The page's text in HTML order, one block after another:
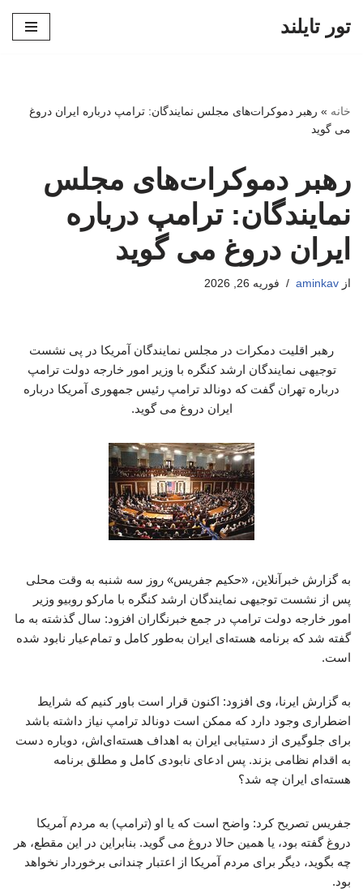
تور تایلند
خانه » رهبر دموکرات‌های مجلس نمایندگان: ترامپ درباره ایران دروغ
می گوید
رهبر دموکرات‌های مجلس
نمایندگان: ترامپ درباره
ایران دروغ می گوید
از aminkav فوریه 26, 2026
رهبر اقلیت دمکرات در مجلس نمایندگان آمریکا در پی نشست
توجیهی نمایندگان ارشد کنگره با وزیر امور خارجه دولت ترامپ
درباره تهران گفت که دونالد ترامپ رئیس جمهوری آمریکا درباره
ایران دروغ می گوید.
به گزارش خبرآنلاین، «حکیم جفریس» روز سه شنبه به وقت محلی
پس از نشست توجیهی نمایندگان ارشد کنگره با مارکو روبیو وزیر
امور خارجه دولت ترامپ در جمع خبرنگاران افزود: سال گذشته به ما
گفته شد که برنامه هسته‌ای ایران به‌طور کامل و تمام‌عیار نابود شده
است.
به گزارش ایرنا، وی افزود: اکنون قرار است باور کنیم که شرایط
اضطراری‌ وجود دارد که ممکن است دونالد ترامپ نیاز داشته باشد
برای جلوگیری از دستیابی ایران به اهداف هسته‌ای‌اش، دوباره دست
به اقدام نظامی بزند. پس ادعای نابودی کامل و مطلق برنامه
هسته‌ای ایران چه شد؟
جفریس تصریح کرد: واضح است که یا او (ترامپ) به مردم آمریکا
دروغ گفته بود، یا همین حالا دروغ می گوید. بنابراین در این مقطع، هر
چه بگوید، دیگر برای مردم آمریکا از اعتبار چندانی برخوردار نخواهد
بود.